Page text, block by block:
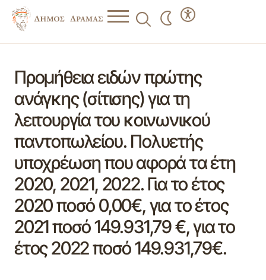
Προμήθεια ειδών πρώτης
ανάγκης (σίτισης) για τη
λειτουργία του κοινωνικού
παντοπωλείου. Πολυετής
υποχρέωση που αφορά τα έτη
2020, 2021, 2022. Για το έτος
2020 ποσό 0,00€, για το έτος
2021 ποσό 149.931,79 €, για το
έτος 2022 ποσό 149.931,79€.